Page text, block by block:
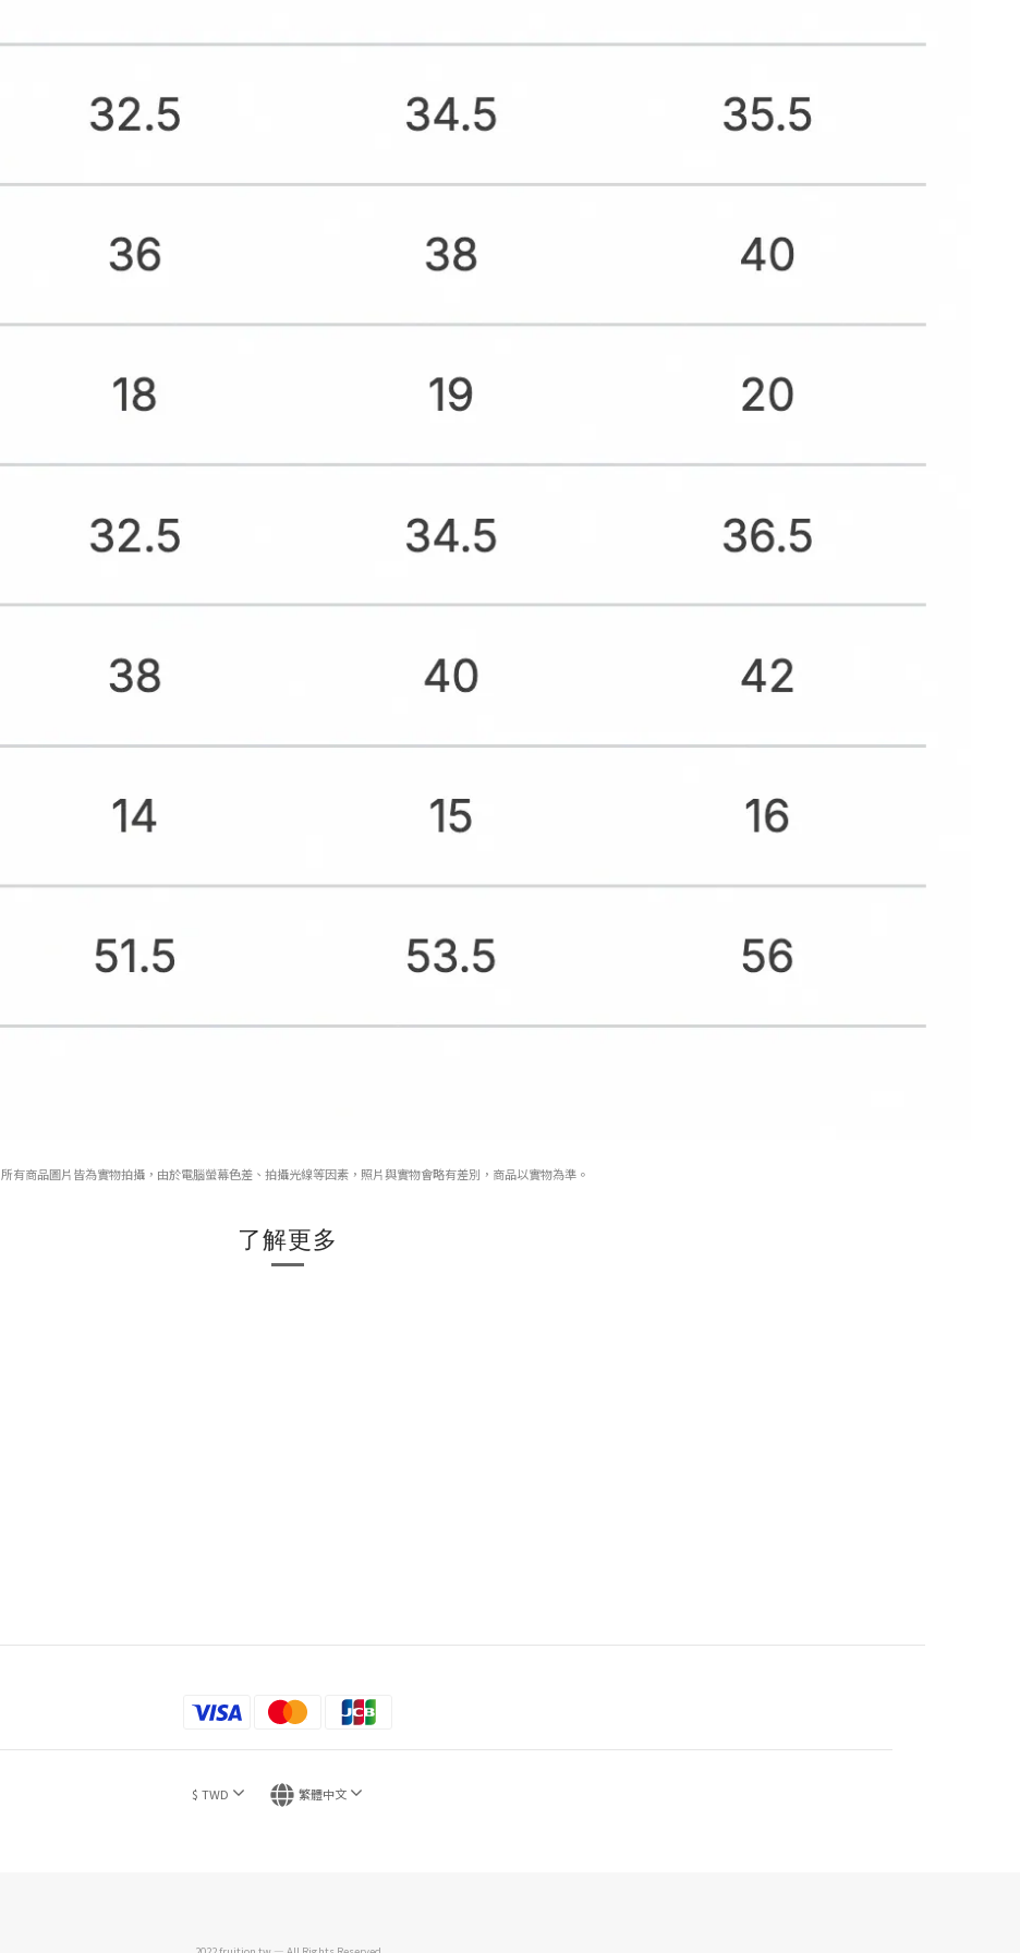
所有商品圖片皆為實物拍攝，由於電腦螢幕色差、拍攝光線等因素，照片與實物會略有差別，商品以實物為準。
了解更多
$ TWD 繁體中文